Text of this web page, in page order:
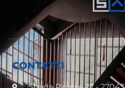
CONTATTI